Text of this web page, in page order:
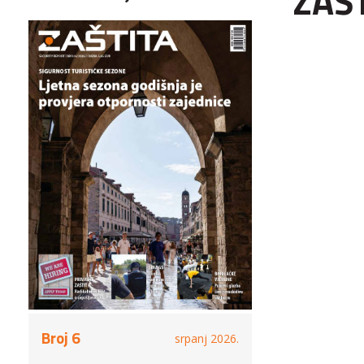
Broj 6 srpanj 2026.